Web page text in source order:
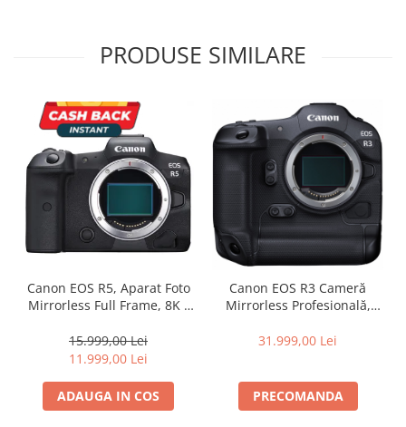
PRODUSE SIMILARE
Canon EOS R5, Aparat Foto
Mirrorless Full Frame, 8K -
15.999,00 Lei
11.999,00 Lei
ADAUGA IN COS
Canon EOS R3 Cameră
Mirrorless Profesională,
30fps, 6K RAW
31.999,00 Lei
PRECOMANDA